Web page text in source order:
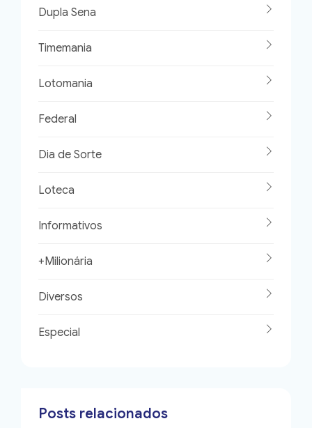
Dupla Sena
Timemania
Lotomania
Federal
Dia de Sorte
Loteca
Informativos
+Milionária
Diversos
Especial
Posts relacionados